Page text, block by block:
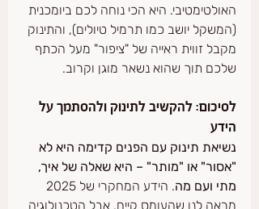
האולטימטיבי. היא הכי נוחה לכם ביומכנית
(המשקל יושב כמו תרמיל טיולים), והתינוק
מקבל זווית ראייה של "ציפור" מעל הכתף
שלכם תוך שהוא נשאר מוגן וקרוב.
לסיכום: להקשיב לתינוק ולהסתמך על
הידע
נשיאת תינוק עם הפנים קדימה היא לא
"אסור" או "מותר" – היא שאלה של איך,
מתי ועם מה
מראה לנו שהעומס קיים, אבל הטכנולוגיה